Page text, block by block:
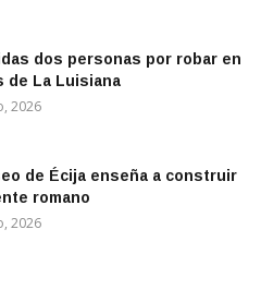
dos personas por robar en
de La Luisiana
2026
de Écija enseña a construir
romano
2026